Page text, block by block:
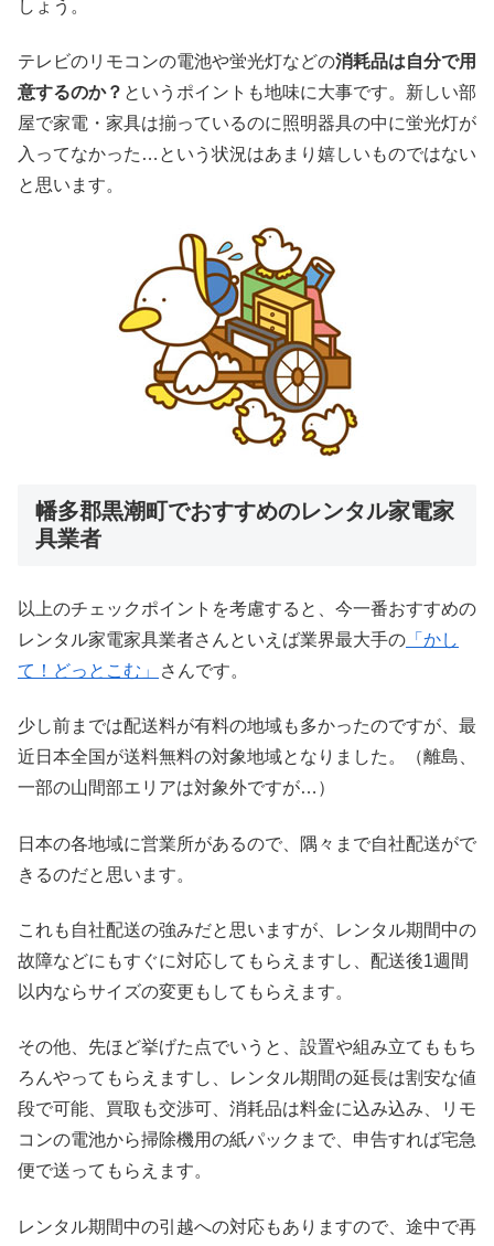
しょう。
テレビのリモコンの電池や蛍光灯などの消耗品は自分で用
意するのか？ というポイントも地味に大事です。新しい部
屋で家電・家具は揃っているのに照明器具の中に蛍光灯が
入ってなかった…という状況はあまり嬉しいものではない
と思います。
幡多郡黒潮町でおすすめのレンタル家電家
具業者
以上のチェックポイントを考慮すると、今一番おすすめの
レンタル家電家具業者さんといえば業界最大手の 「かし
て！どっとこむ」
さんです。
少し前までは配送料が有料の地域も多かったのですが、最
近日本全国が送料無料の対象地域となりました。（離島、
一部の山間部エリアは対象外ですが…）
日本の各地域に営業所があるので、隅々まで自社配送がで
きるのだと思います。
これも自社配送の強みだと思いますが、レンタル期間中の
故障などにもすぐに対応してもらえますし、配送後1週間
以内ならサイズの変更もしてもらえます。
その他、先ほど挙げた点でいうと、設置や組み立てももち
ろんやってもらえますし、レンタル期間の延長は割安な値
段で可能、買取も交渉可、消耗品は料金に込み込み、リモ
コンの電池から掃除機用の紙パックまで、申告すれば宅急
便で送ってもらえます。
レンタル期間中の引越への対応もありますので、途中で再